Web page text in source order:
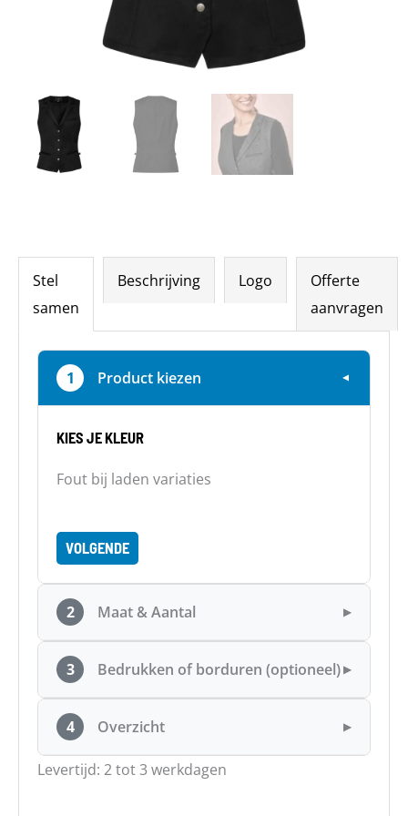
Stel
samen
Beschrijving Logo
Offerte
aanvragen
1 Product kiezen ▼
KIES JE KLEUR
Fout bij laden variaties
VOLGENDE
2 Maat & Aantal ▶
3 Bedrukken of borduren (optioneel)▶
4 Overzicht ▶
Levertijd: 2 tot 3 werkdagen